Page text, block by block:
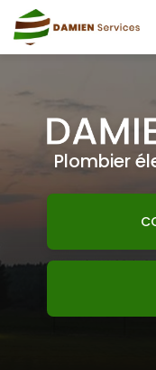
au
contenu
principal
Plombier